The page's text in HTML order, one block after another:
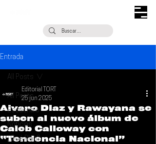
Entrada
All Posts
Escúchalo
Noticias
¿Qué Plan?
All Posts
Alvaro Diaz y Rawayana se
suben al nuevo álbum de
Caleb Calloway con
“Tendencia Nacional”
Editorial TORT
25 jun 2025